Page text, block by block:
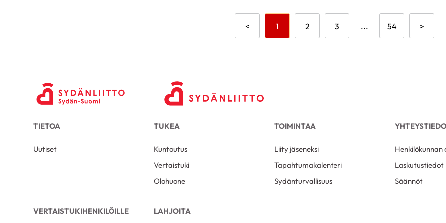
<Aikaisempi sivu
Mene sivulle
1 Mene sivulle
2 Mene sivulle
3 ... Mene sivulle
54 >
TIETOA
Uutiset
TUKEA
Kuntoutus
Vertaistuki
Olohuone
TOIMINTAA
Liity jäseneksi
Tapahtumakalenteri
Sydänturvallisuus
Henkilökunnan
Laskutustiedot
Säännöt
VERTAISTUKIHENKILÖILLE LAHJOITA